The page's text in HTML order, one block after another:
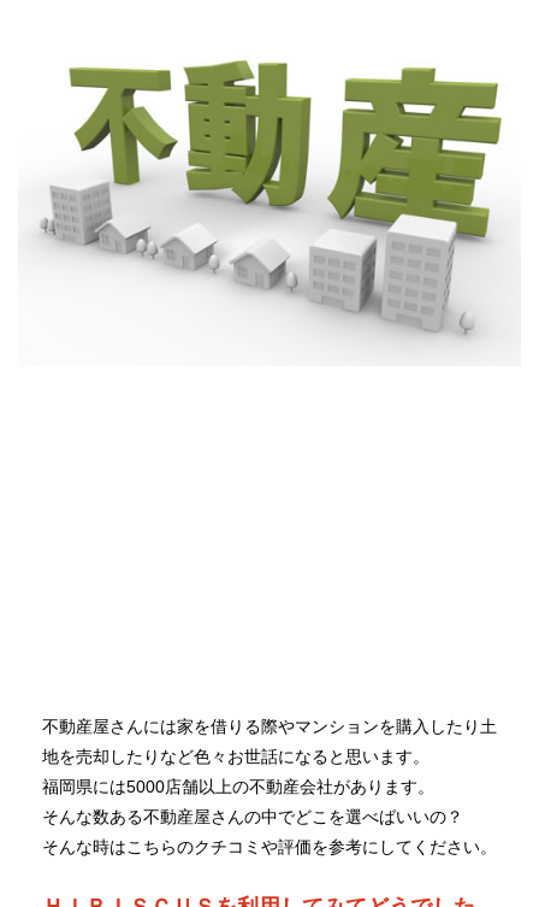
不動産屋さんには家を借りる際やマンションを購入したり土
地を売却したりなど色々お世話になると思います。
福岡県には5000店舗以上の不動産会社があります。
そんな数ある不動産屋さんの中でどこを選べばいいの？
そんな時はこちらのクチコミや評価を参考にしてください。